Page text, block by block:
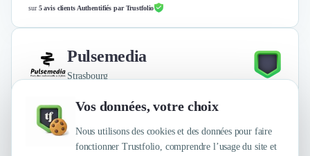
Vos données, votre choix
Nous utilisons des cookies et des données pour faire
fonctionner Trustfolio, comprendre l’usage du site et
sur5 avis clients Authentifiés par Trustfolio
Pulsemedia
Strasbourg